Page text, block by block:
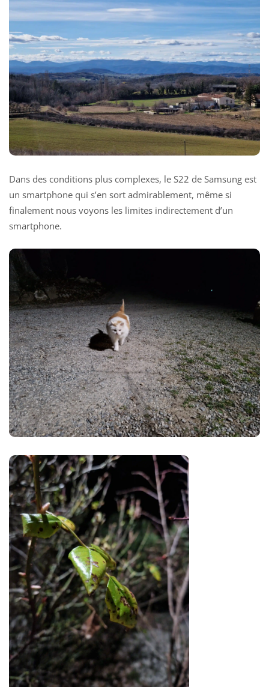
Dans des conditions plus complexes, le S22 de Samsung est
un smartphone qui s’en sort admirablement, même si
finalement nous voyons les limites indirectement d’un
smartphone.